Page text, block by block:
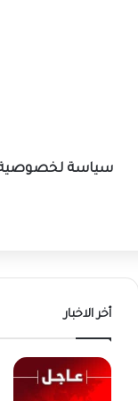
سياسة
أخر الاخبار